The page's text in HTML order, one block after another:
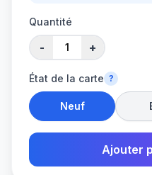
Quantité
- +
État de la carte ?
Neuf
Ajouter